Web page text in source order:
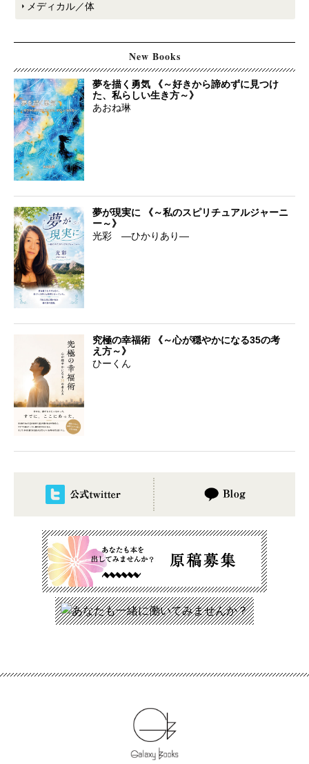
メディカル／体
New Books
夢を描く勇気 《～好きから諦めずに見つけ
た、私らしい生き方～》
あおね琳
夢が現実に 《～私のスピリチュアルジャーニ
ー～》
光彩 ―ひかりあり―
究極の幸福術 《～心が穏やかになる35の考
え方～》
ひーくん